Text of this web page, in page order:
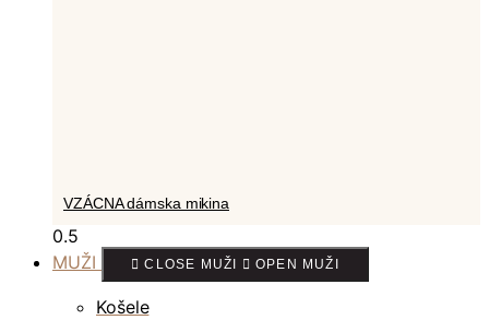
VZÁCNA dámska mikina
MUŽI CLOSE MUŽI OPEN MUŽI
Košele